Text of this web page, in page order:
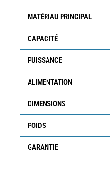
MATÉRIAU PRINCIPAL
CAPACITÉ
PUISSANCE
ALIMENTATION
DIMENSIONS
POIDS
GARANTIE